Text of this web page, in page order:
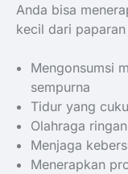
Anda bisa
kecil dari
Mengonsumsi
sempurna
Tidur yang
Olahraga ringan
Menjaga
Menerapkan